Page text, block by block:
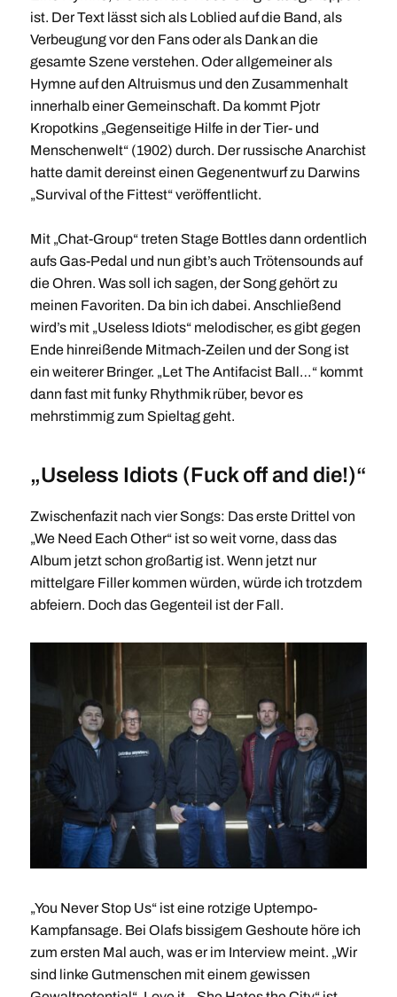
ist. Der Text lässt sich als Loblied auf die Band, als
Verbeugung vor den Fans oder als Dank an die
gesamte Szene verstehen. Oder allgemeiner als
Hymne auf den Altruismus und den Zusammenhalt
innerhalb einer Gemeinschaft. Da kommt Pjotr
Kropotkins „Gegenseitige Hilfe in der Tier- und
Menschenwelt“ (1902) durch. Der russische Anarchist
hatte damit dereinst einen Gegenentwurf zu Darwins
„Survival of the Fittest“ veröffentlicht.
Mit „Chat-Group“ treten Stage Bottles dann ordentlich
aufs Gas-Pedal und nun gibt’s auch Trötensounds auf
die Ohren. Was soll ich sagen, der Song gehört zu
meinen Favoriten. Da bin ich dabei. Anschließend
wird’s mit „Useless Idiots“ melodischer, es gibt gegen
Ende hinreißende Mitmach-Zeilen und der Song ist
ein weiterer Bringer. „Let The Antifacist Ball…“ kommt
dann fast mit funky Rhythmik rüber, bevor es
mehrstimmig zum Spieltag geht.
„Useless Idiots (Fuck off and die!)“
Zwischenfazit nach vier Songs: Das erste Drittel von
„We Need Each Other“ ist so weit vorne, dass das
Album jetzt schon großartig ist. Wenn jetzt nur
mittelgare Filler kommen würden, würde ich trotzdem
abfeiern. Doch das Gegenteil ist der Fall.
„You Never Stop Us“ ist eine rotzige Uptempo-
Kampfansage. Bei Olafs bissigem Geshoute höre ich
zum ersten Mal auch, was er im Interview meint. „Wir
sind linke Gutmenschen mit einem gewissen